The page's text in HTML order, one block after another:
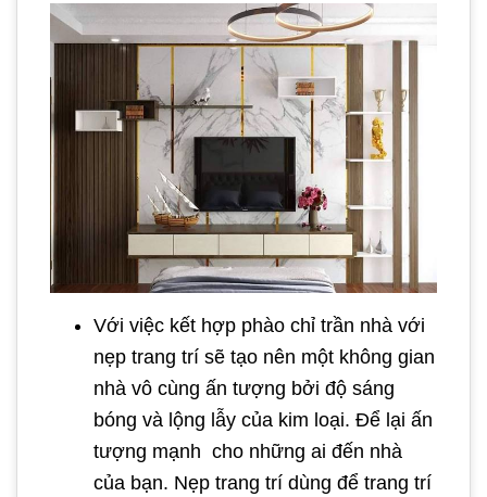
Với việc kết hợp phào chỉ trần nhà với
nẹp trang trí sẽ tạo nên một không gian
nhà vô cùng ấn tượng bởi độ sáng
bóng và lộng lẫy của kim loại. Để lại ấn
tượng mạnh cho những ai đến nhà
của bạn. Nẹp trang trí dùng để trang trí